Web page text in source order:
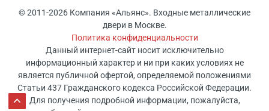
© 2011-2026 Компания «Альянс». Входные металлические
двери в Москве.
Политика конфиденциальности
Данный интернет-сайт носит исключительно
информационный характер и ни при каких условиях не
является публичной офертой, определяемой положениями
Статьи 437 Гражданского кодекса Российской Федерации.
Для получения подробной информации, пожалуйста,